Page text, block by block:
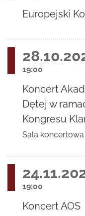
Europejski
19:00
Koncert
Dętej w
Kongresu
Sala koncertowa
19:00
Koncert AOS